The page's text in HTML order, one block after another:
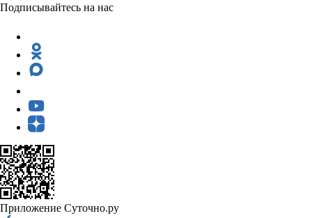
Подписывайтесь на нас
Приложение Суточно.ру